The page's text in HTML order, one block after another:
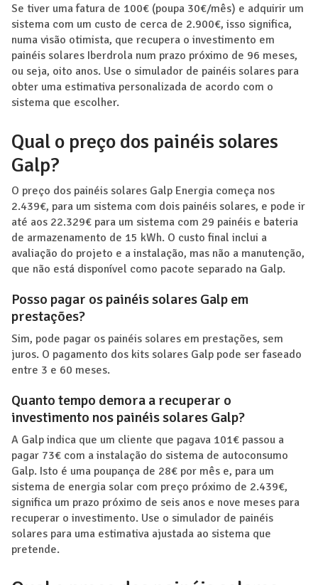
Se tiver uma fatura de 100€ (poupa 30€/mês) e adquirir um
sistema com um custo de cerca de 2.900€, isso significa,
numa visão otimista, que recupera o investimento em
painéis solares Iberdrola num prazo próximo de 96 meses,
ou seja, oito anos. Use o simulador de painéis solares para
obter uma estimativa personalizada de acordo com o
sistema que escolher.
Qual o preço dos painéis solares
Galp?
O preço dos painéis solares Galp Energia começa nos
2.439€, para um sistema com dois painéis solares, e pode ir
até aos 22.329€ para um sistema com 29 painéis e bateria
de armazenamento de 15 kWh. O custo final inclui a
avaliação do projeto e a instalação, mas não a manutenção,
que não está disponível como pacote separado na Galp.
Posso pagar os painéis solares Galp em
prestações?
Sim, pode pagar os painéis solares em prestações, sem
juros. O pagamento dos kits solares Galp pode ser faseado
entre 3 e 60 meses.
Quanto tempo demora a recuperar o
investimento nos painéis solares Galp?
A Galp indica que um cliente que pagava 101€ passou a
pagar 73€ com a instalação do sistema de autoconsumo
Galp. Isto é uma poupança de 28€ por mês e, para um
sistema de energia solar com preço próximo de 2.439€,
significa um prazo próximo de seis anos e nove meses para
recuperar o investimento. Use o simulador de painéis
solares para uma estimativa ajustada ao sistema que
pretende.